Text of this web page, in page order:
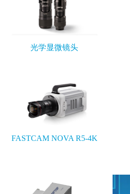
光学显微镜头
FASTCAM NOVA R5-4K